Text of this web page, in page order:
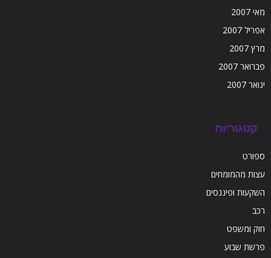
מאי 2007
אפריל 2007
מרץ 2007
פברואר 2007
ינואר 2007
קטגוריות
ספורט
עצות מהמומחים
השקעות ופיננסים
רכב
חוק ומשפט
פרשת שבוע